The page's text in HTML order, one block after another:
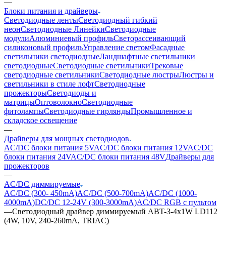
Блоки питания и драйверы
Светодиодные лентыСветодиодный гибкий
неонСветодиодные ЛинейкиСветодиодные
модулиАлюминиевый профильСветорассеивающий
силиконовый профильУправление светомФасадные
светильники светодиодныеЛандшафтные светильники
светодиодныеСветодиодные светильникиТрековые
светодиодные светильникиСветодиодные люстрыЛюстры и
светильники в стиле лофтСветодиодные
прожекторыСветодиоды и
матрицыОптоволокноСветодиодные
фитолампыСветодиодные гирляндыПромышленное и
складское освещение
—
Драйверы для мощных светодиодов
AC/DC блоки питания 5VAC/DC блоки питания 12VAC/DC
блоки питания 24VAC/DC блоки питания 48VДрайверы для
прожекторов
—
AC/DC диммируемые
AC/DC (300- 450mA)AC/DC (500-700mA)AC/DC (1000-
4000mA)DC/DC 12-24V (300-3000mA)AC/DC RGB с пультом
—Светодиодный драйвер диммируемый ABT-3-4x1W LD112
(4W, 10V, 240-260mA, TRIAC)